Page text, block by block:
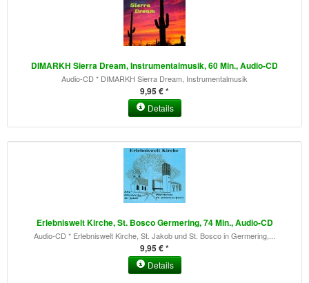
DIMARKH Sierra Dream, Instrumentalmusik, 60 Min., Audio-CD
Audio-CD * DIMARKH Sierra Dream, Instrumentalmusik
9,95 € *
Details
Erlebniswelt Kirche, St. Bosco Germering, 74 Min., Audio-CD
Audio-CD * Erlebniswelt Kirche, St. Jakob und St. Bosco in Germering,...
9,95 € *
Details